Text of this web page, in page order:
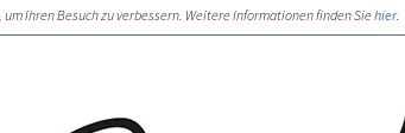
Ihren Besuch zu verbessern. Weitere Informationen finden Siehier.